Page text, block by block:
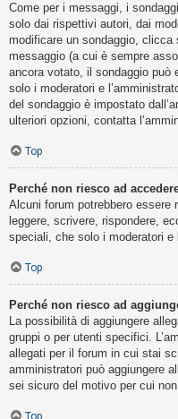
Come per i messaggi, i
solo dai rispettivi autori, dai
modificare un sondaggio, clicca
messaggio (a cui è sempre
ancora votato, il sondaggio può
solo i moderatori e
del sondaggio è impostato
ulteriori opzioni, contatta
Top
Perché non riesco ad
Alcuni forum potrebbero essere
leggere, scrivere, rispondere,
speciali, che solo i moderatori e
Top
Perché non riesco ad
La possibilità di aggiungere
gruppi o per utenti specifici.
allegati per il forum in cui stai
amministratori può aggiungere
sei sicuro del motivo per cui
Top